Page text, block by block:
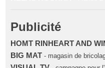
Publicité
HOMT RINHEART AND
BIG MAT - magasin de